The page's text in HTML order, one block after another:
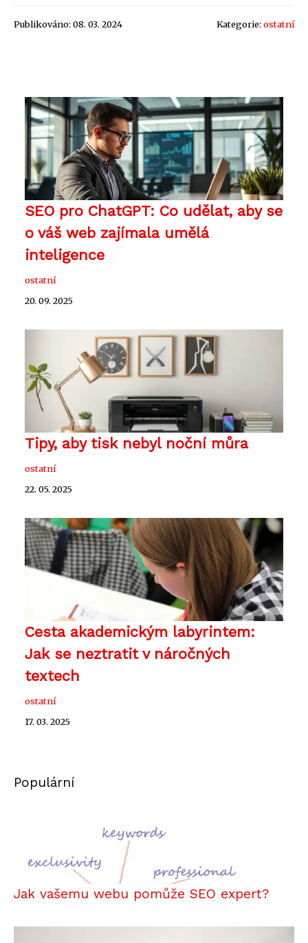
Publikováno: 08. 03. 2024 Kategorie: ostatní
SEO pro ChatGPT: Co udělat, aby se
o váš web zajímala umělá
inteligence
ostatní
20. 09. 2025
Tipy, aby tisk nebyl noční můra
ostatní
22. 05. 2025
Cesta akademickým labyrintem:
Jak se neztratit v náročných
textech
ostatní
17. 03. 2025
Populární
Jak vašemu webu pomůže SEO expert?